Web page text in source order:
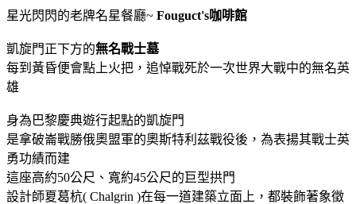
星光閃閃的老牌名星餐廳~ Fouguct's咖啡館
凱旋門正下方的無名戰士墓
每到黃昏便會點上火把，追悼戰死於一次世界大戰中的無名英
雄
身為巴黎慶典遊行起點的凱旋門
是拿破崙戰勝俄奧盟軍的奧斯特利茲戰役後，為表揚其戰士英
勇功績而建
這座高約50公尺、寬約45公尺的巨型拱門
設計師夏葛杭( Chalgrin )在每一道建築立面上，都裝飾著象徵